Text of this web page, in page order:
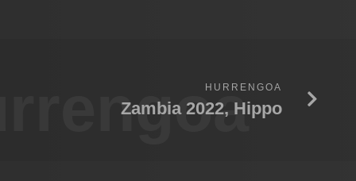
HURRENGOA
Zambia 2022, Hippo